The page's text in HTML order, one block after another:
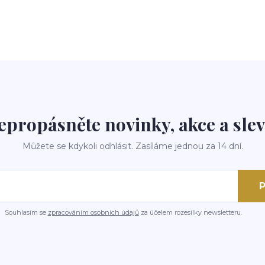
novinky, akce a
Můžete se kdykoli odhlásit. Zasíláme jednou za 14 dní.
Souhlasím se zpracováním osobních údajůza účelem rozesílky newsletteru.